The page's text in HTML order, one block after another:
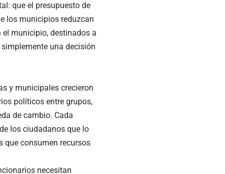
que el presupuesto de
los municipios reduzcan
el municipio, destinados a
una decisión
y municipales crecieron
políticos entre grupos,
de cambio. Cada
los ciudadanos que lo
que consumen recursos
necesitan